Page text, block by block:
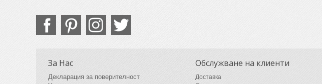
За Нас
Декларация за поверителност
Обслужване на клиенти
Доставка